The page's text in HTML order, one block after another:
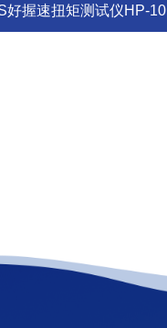
好握速扭矩测试仪HP-10